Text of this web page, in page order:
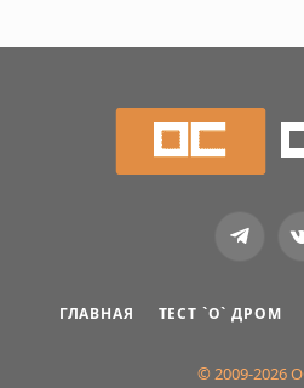
Telegram
ГЛАВНАЯ ТЕСТ `О` ДРОМ
© 2009-2026